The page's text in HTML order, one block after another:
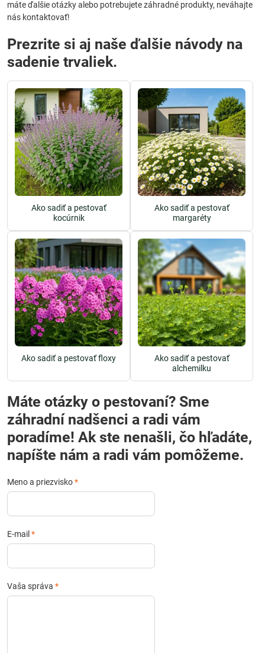
máte ďalšie otázky alebo potrebujete záhradné produkty, neváhajte
nás kontaktovať!
Prezrite si aj naše ďalšie návody na
sadenie trvaliek.
Ako sadiť a pestovať
kocúrnik
Ako sadiť a pestovať
margaréty
Ako sadiť a pestovať floxy
Ako sadiť a pestovať
alchemilku
Máte otázky o pestovaní? Sme
záhradní nadšenci a radi vám
poradíme! Ak ste nenašli, čo hľadáte,
napíšte nám a radi vám pomôžeme.
Meno a priezvisko*
E-mail *
Vaša správa *